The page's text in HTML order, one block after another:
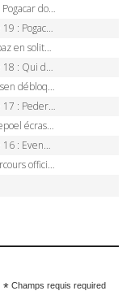
de Pantani pulvérisé
l’Alpe d’Huez ?
un point du maillot à pois
vers l’Alpe d’Huez ?
danger pour le maillot vert
maillot vert à Voiron ?
Lipowitz abandonne
pour redessiner le podium ?
profils, carte et dates
* Champs requis required